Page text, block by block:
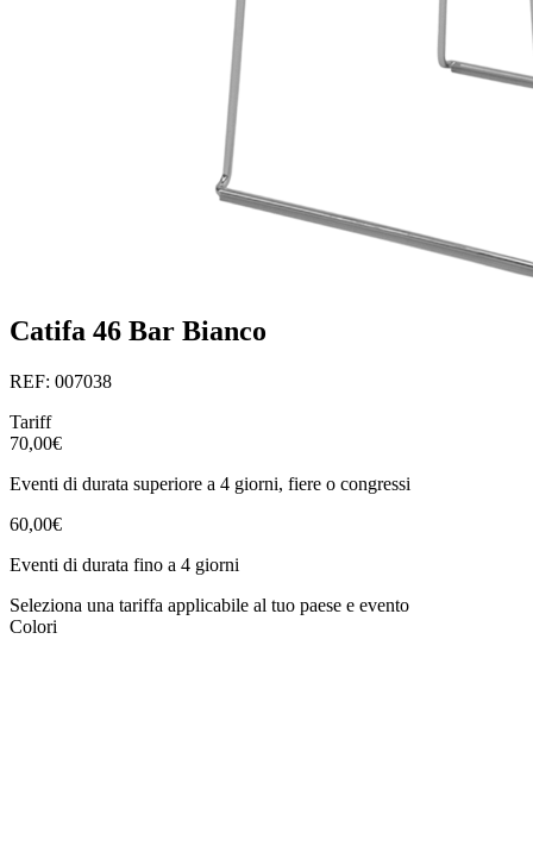
Catifa 46 Bar Bianco
REF: 007038
Tariff
70,00€
Eventi di durata superiore a 4 giorni, fiere o congressi
60,00€
Eventi di durata fino a 4 giorni
Seleziona una tariffa applicabile al tuo paese e evento
Colori